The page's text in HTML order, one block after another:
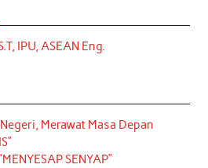
IPU, ASEAN Eng.
Merawat Masa Depan
SENYAP”